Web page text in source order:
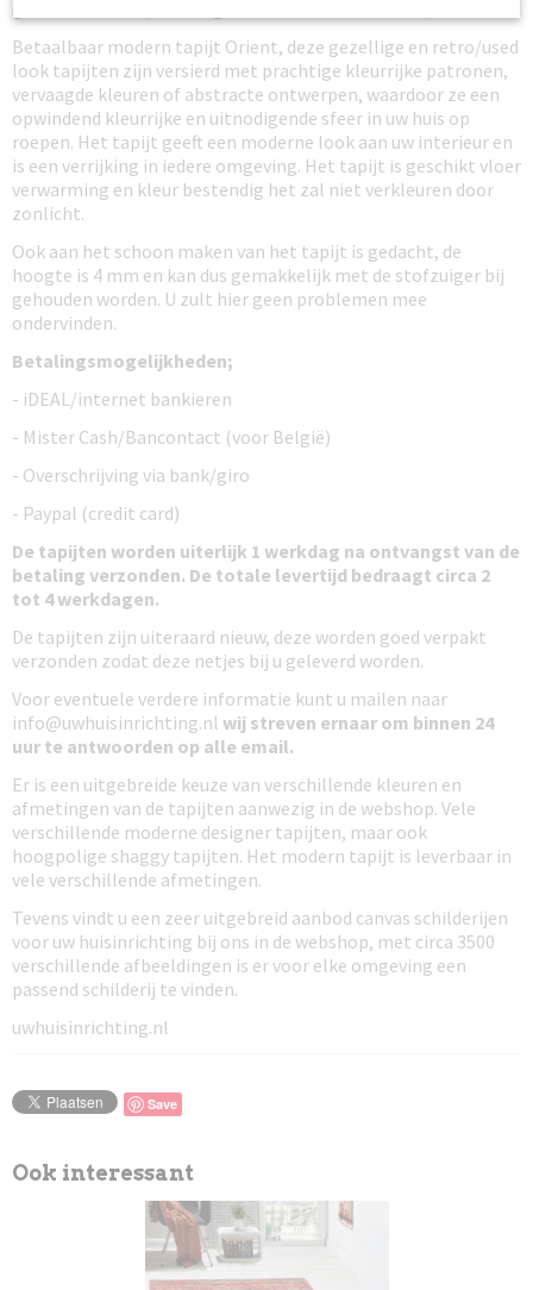
Betaalbaar modern tapijt Orient, deze gezellige en retro/used
look tapijten zijn versierd met prachtige kleurrijke patronen,
vervaagde kleuren of abstracte ontwerpen, waardoor ze een
opwindend kleurrijke en uitnodigende sfeer in uw huis op
roepen. Het tapijt geeft een moderne look aan uw interieur en
is een verrijking in iedere omgeving. Het tapijt is geschikt vloer
verwarming en kleur bestendig het zal niet verkleuren door
zonlicht.
Ook aan het schoon maken van het tapijt is gedacht, de
hoogte is 4 mm en kan dus gemakkelijk met de stofzuiger bij
gehouden worden. U zult hier geen problemen mee
ondervinden.
Betalingsmogelijkheden;
- iDEAL/internet bankieren
- Mister Cash/Bancontact (voor België)
- Overschrijving via bank/giro
- Paypal (credit card)
De tapijten worden uiterlijk 1 werkdag na ontvangst van de
betaling verzonden. De totale levertijd bedraagt circa 2
tot 4 werkdagen.
De tapijten zijn uiteraard nieuw, deze worden goed verpakt
verzonden zodat deze netjes bij u geleverd worden.
Voor eventuele verdere informatie kunt u mailen naar
info@uwhuisinrichting.nl wij streven ernaar om binnen 24
uur te antwoorden op alle email.
Er is een uitgebreide keuze van verschillende kleuren en
afmetingen van de tapijten aanwezig in de webshop. Vele
verschillende moderne designer tapijten, maar ook
hoogpolige shaggy tapijten. Het modern tapijt is leverbaar in
vele verschillende afmetingen.
Tevens vindt u een zeer uitgebreid aanbod canvas schilderijen
voor uw huisinrichting bij ons in de webshop, met circa 3500
verschillende afbeeldingen is er voor elke omgeving een
passend schilderij te vinden.
uwhuisinrichting.nl
Save
Ook interessant